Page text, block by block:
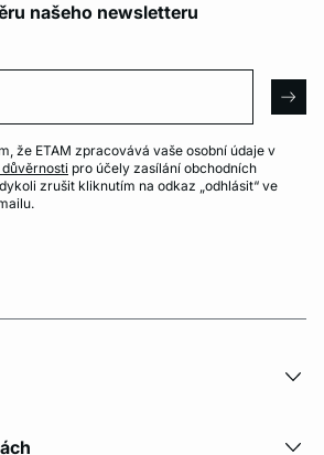
našeho newsletteru
že ETAM zpracovává vaše osobní údaje v
pro účely zasílání obchodních
zrušit kliknutím na odkaz „odhlásit“ ve